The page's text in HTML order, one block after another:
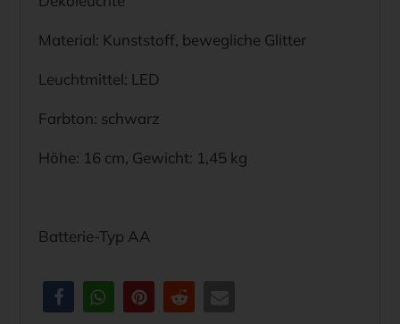
Material: Kunststoff, bewegliche Glitter
Leuchtmittel: LED
Farbton: schwarz
Höhe: 16 cm, Gewicht: 1,45 kg
Batterie-Typ AA